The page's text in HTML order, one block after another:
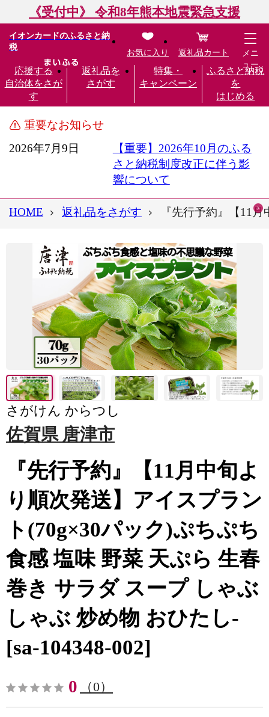
《受付中》 令和8年熊本地震緊急支援
イオンカードのふるさと納
税
応援する
自治体をさが
す
返礼品を
さがす
特集・
キャンペーン
ふるさと納税
を
はじめる
お気に入り 返礼品カート
メニ
ュー
重要なお知らせ
2026年7月9日
【重要】2026年10月のふる
さと納税制度改正に伴う影
響について
HOME 返礼品をさがす 『先行予約』【11
さがけん からつし
佐賀県 唐津市
『先行予約』【11月中旬よ
り順次発送】アイスプラン
ト(70g×30パック)ぷちぷち
食感 塩味 野菜 天ぷら 生春
巻き サラダ スープ しゃぶ
しゃぶ 炒め物 おひたし-
[sa-104348-002]
0 （0）